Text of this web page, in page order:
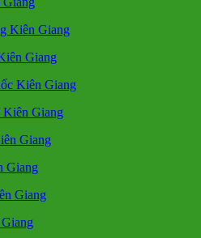
Giang
Kiên Giang
Giang